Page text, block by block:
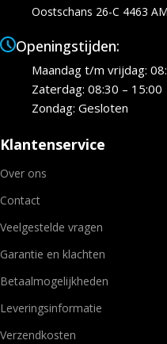
Oostschans 26-C 4463
Openingstijden:
Maandag t/m vrijdag:
Zaterdag: 08:30 – 15:00
Zondag: Gesloten
Klantenservice
Over ons
Contact
Veelgestelde vragen
Garantie en klachten
Betaalmogelijkheden
Leveringsinformatie
Verzendkosten